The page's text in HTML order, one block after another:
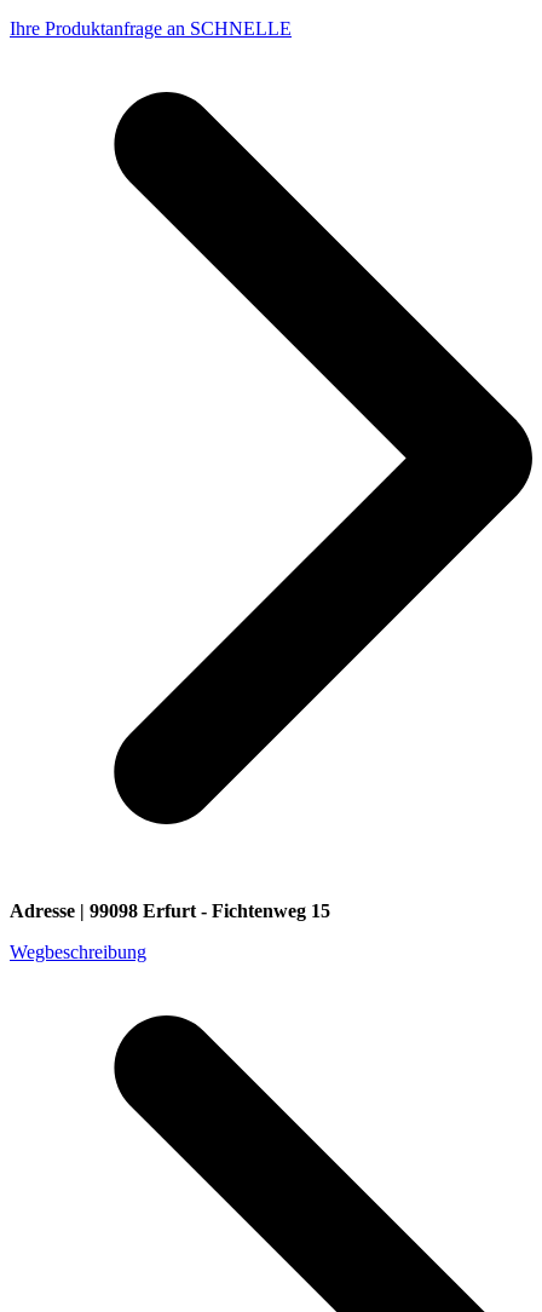
Ihre Produktanfrage an SCHNELLE
Adresse | 99098 Erfurt - Fichtenweg 15
Wegbeschreibung